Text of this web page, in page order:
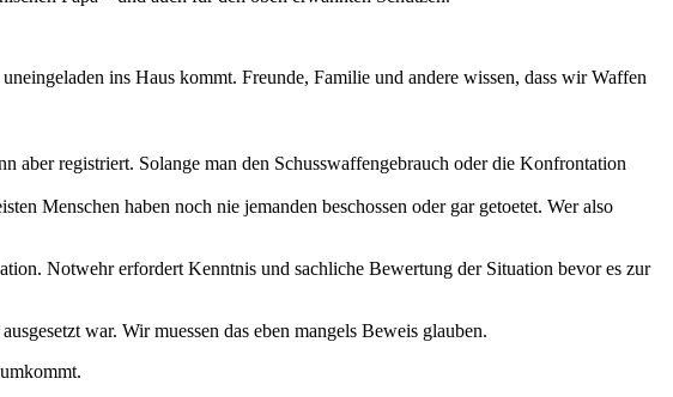
ins Haus kommt. Freunde, Familie und andere wissen, dass wir Waffen
aber registriert. Solange man den Schusswaffengebrauch oder die Konfrontation
Menschen haben noch nie jemanden beschossen oder gar getoetet. Wer also
Notwehr erfordert Kenntnis und sachliche Bewertung der Situation bevor es zur
war. Wir muessen das eben mangels Beweis glauben.